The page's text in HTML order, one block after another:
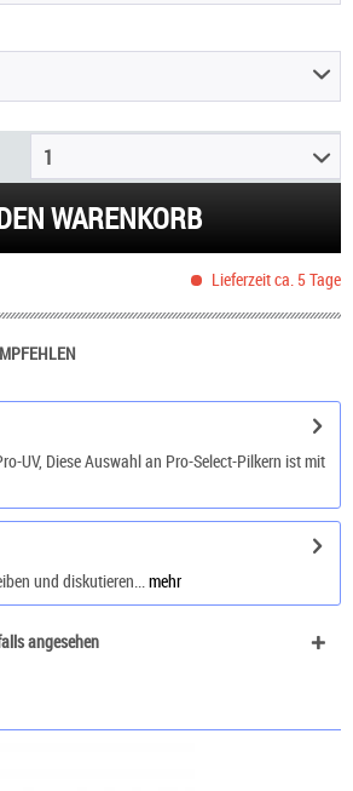
1
WARENKORB
Lieferzeit ca. 5 Tage
UV, Diese Auswahl an Pro-Select-Pilkern ist mit
und diskutieren...mehr
angesehen